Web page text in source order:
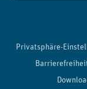
Privatsphäre-